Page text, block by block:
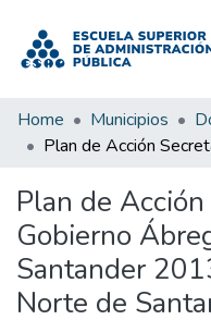
Home Municipios
Plan de
Gobierno
Santander
Norte de